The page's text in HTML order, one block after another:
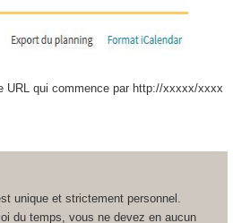
URL qui commence par http://xxxxx/xxxx
unique et strictement personnel.
du temps, vous ne devez en aucun